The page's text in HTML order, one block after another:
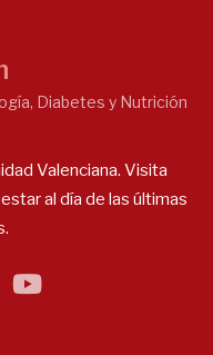
Diabetes y Nutrición
Valenciana. Visita
al día de las últimas
flickr